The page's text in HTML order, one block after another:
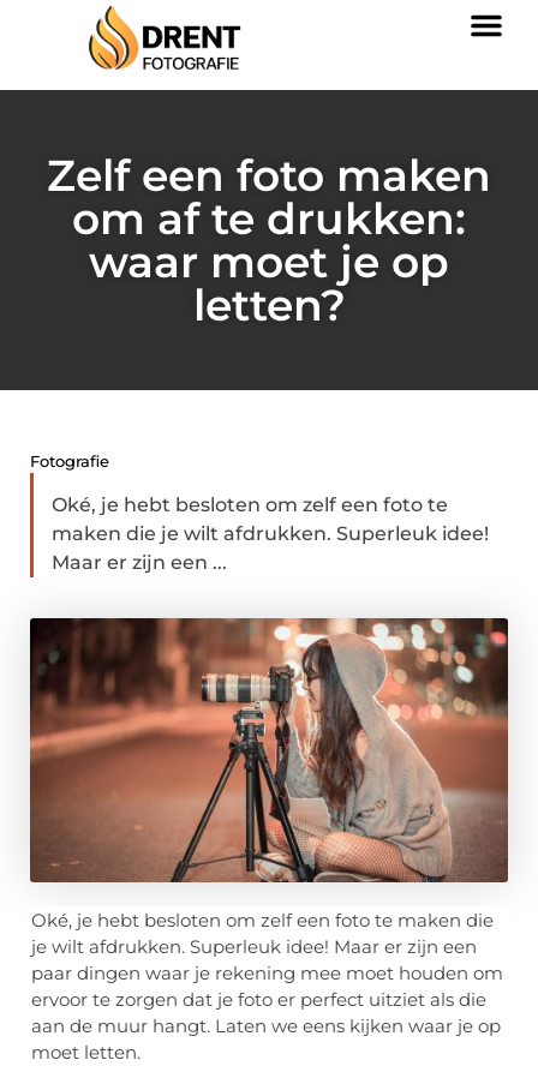
Zelf een foto maken
om af te drukken:
waar moet je op
letten?
Fotografie
Oké, je hebt besloten om zelf een foto te
maken die je wilt afdrukken. Superleuk idee!
Maar er zijn een ...
Oké, je hebt besloten om zelf een foto te maken die
je wilt afdrukken. Superleuk idee! Maar er zijn een
paar dingen waar je rekening mee moet houden om
ervoor te zorgen dat je foto er perfect uitziet als die
aan de muur hangt. Laten we eens kijken waar je op
moet letten.